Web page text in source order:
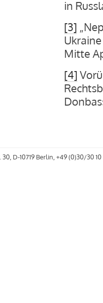
in
[3]
Mitte
[4]
30, D-10719 Berlin, +49 (0)30/30